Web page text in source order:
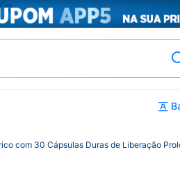
com 30 Cápsulas Duras de Liberação